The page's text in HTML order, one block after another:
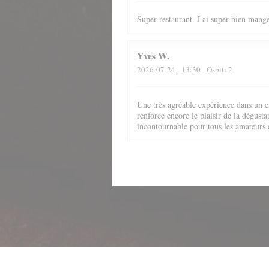
Super restaurant. J ai super bien
YvesW
2026-07-24 - 13:30 - Ospiti 2
Une très agréable expérience dans un
renforce encore le plaisir de la
incontournable pour tous les